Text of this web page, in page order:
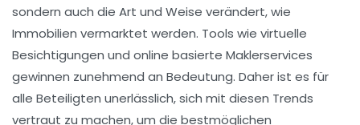
sondern auch die Art und Weise verändert, wie
Immobilien vermarktet werden. Tools wie virtuelle
Besichtigungen und online basierte Maklerservices
gewinnen zunehmend an Bedeutung. Daher ist es für
alle Beteiligten unerlässlich, sich mit diesen Trends
vertraut zu machen, um die bestmöglichen